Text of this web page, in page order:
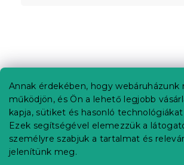
Annak érdekében, hogy webáruházunk
működjön, és Ön a lehető legjobb
kapja, sütiket és hasonló technológiákat
Ezek segítségével elemezzük a
személyre szabjuk a tartalmat és
jelenítünk meg.
á
Információ az Ön számára
Rendelés követése
Szállítási lehetőségek
Fizetési lehetőségek
Reklamáció és áruvisszaküldés